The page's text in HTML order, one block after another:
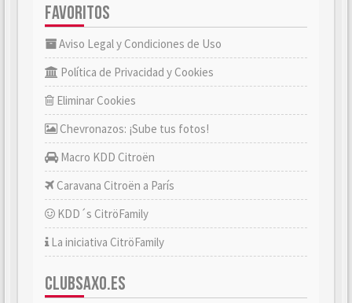
FAVORITOS
Aviso Legal y Condiciones de Uso
Política de Privacidad y Cookies
Eliminar Cookies
Chevronazos: ¡Sube tus fotos!
Macro KDD Citroën
Caravana Citroën a París
KDD´s CitröFamily
La iniciativa CitröFamily
CLUBSAXO.ES